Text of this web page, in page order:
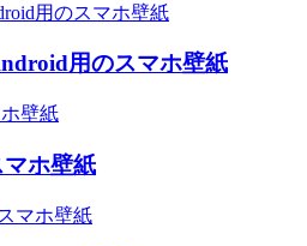
用のスマホ壁紙
ホ壁紙